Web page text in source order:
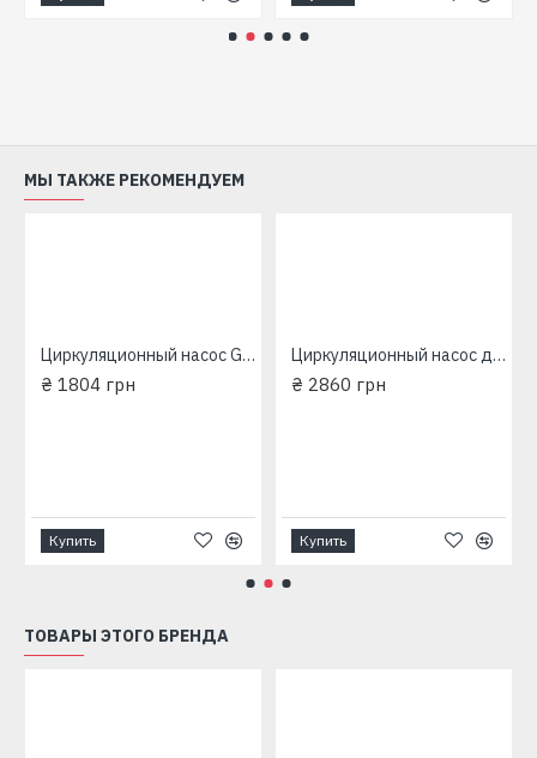
МЫ ТАКЖЕ РЕКОМЕНДУЕМ
Циркуляционный насос Grundfos (EuroAqua) 25-60/180мм
₴ 1804 грн
Купить
Циркуляционный насос для отопления Grundfos (EuroAqua) 32-80 180 мм
₴ 2860 грн
Купить
ТОВАРЫ ЭТОГО БРЕНДА